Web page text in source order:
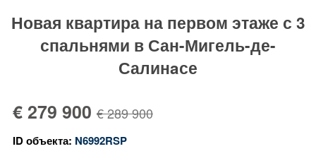
Новая квартира на первом этаже с 3
спальнями в Сан-Мигель-де-
Салинaсе
€ 279 900 € 289 900
ID объекта: N6992RSP